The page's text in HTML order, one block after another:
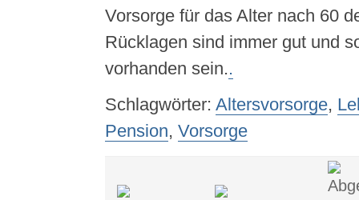
Vorsorge für das Alter nach 60
Rücklagen sind immer gut und
vorhanden sein..
Schlagwörter: Altersvorsorge,
Pension, Vorsorge